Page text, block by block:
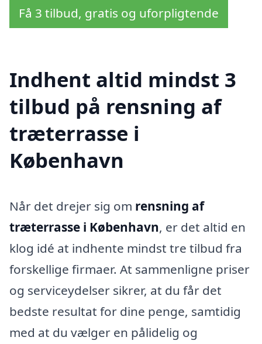
Få 3 tilbud, gratis og uforpligtende
Indhent altid mindst 3
tilbud på rensning af
træterrasse i
København
Når det drejer sig om rensning af
træterrasse i København, er det altid en
klog idé at indhente mindst tre tilbud fra
forskellige firmaer. At sammenligne priser
og serviceydelser sikrer, at du får det
bedste resultat for dine penge, samtidig
med at du vælger en pålidelig og